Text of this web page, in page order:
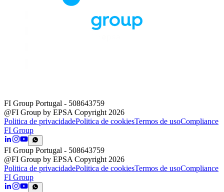
FI Group Portugal - 508643759
@FI Group by EPSA Copyright 2026
Politica de privacidadePolitica de cookiesTermos de usoCompliance
FI Group
FI Group Portugal - 508643759
@FI Group by EPSA Copyright 2026
Politica de privacidadePolitica de cookiesTermos de usoCompliance
FI Group